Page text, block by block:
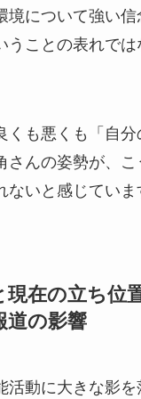
境について強い
うことの表れで
くも悪くも「自
さんの姿勢が、
ないと感じていま
現在の立ち位
道の影響
活動に大きな影